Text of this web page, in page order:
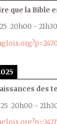
que la Bible
20h00 - 21h30
des
20h00 -